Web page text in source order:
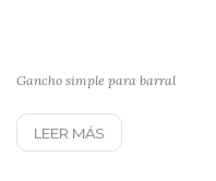
Gancho simple para barral
LEER MÁS